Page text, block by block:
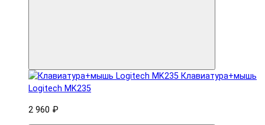
Клавиатура+мышь
Logitech MK235
2 960 ₽